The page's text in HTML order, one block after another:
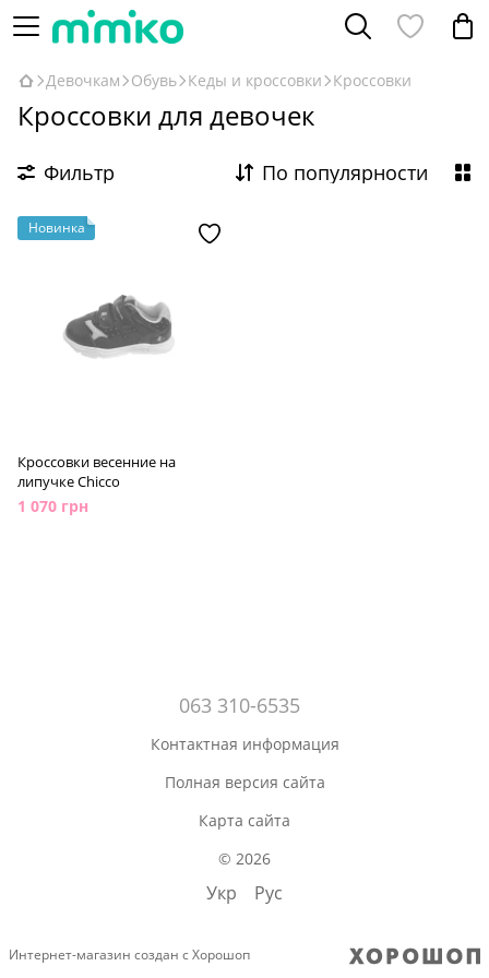
Девочкам Обувь Кеды и кроссовки Кроссовки
Кроссовки для девочек
Фильтр По популярности
Новинка
Кроссовки весенние на
липучке Chicco
1 070 грн
063 310-6535
Контактная информация
Полная версия сайта
Карта сайта
© 2026
Укр Рус
Интернет-магазин создан с Хорошоп